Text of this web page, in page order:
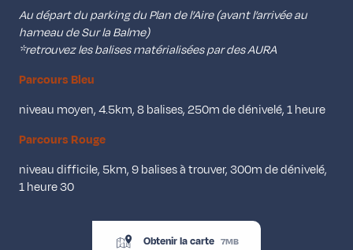
Au départ du parking du Plan de l’Aire (avant l’arrivée au
hameau de Sur la Balme)
*retrouvez les balises matérialisées par des AURA
Parcours Bleu
niveau moyen, 4.5km, 8 balises, 250m de dénivelé, 1 heure
Parcours Rouge
niveau difficile, 5km, 9 balises à trouver, 300m de dénivelé,
1 heure 30
Obtenir la carte 7MB